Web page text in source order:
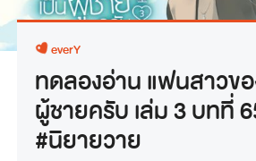
everY
ทดลองอ่าน แฟนสาวข
ผู้ชายครับ เล่ม 3 บทที่
#นิยายวาย